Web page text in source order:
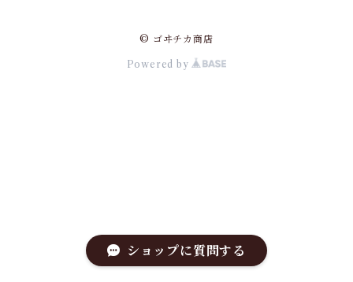
© ゴヰチカ商店
Powered by
ショップに質問する